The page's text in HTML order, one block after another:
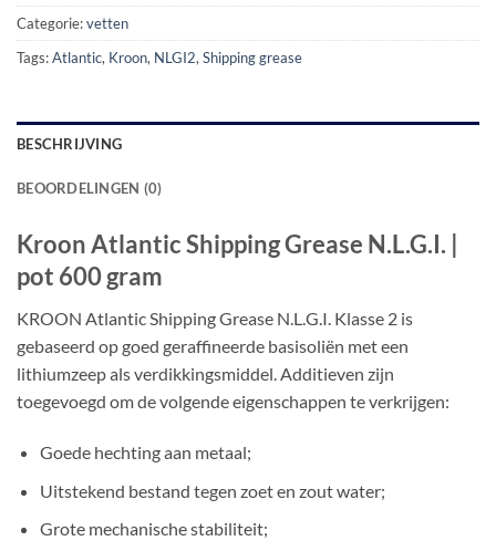
Categorie:vetten
Tags:Atlantic, Kroon, NLGI2,Shipping grease
BESCHRIJVING
BEOORDELINGEN (0)
Kroon Atlantic Shipping Grease N.L.G.I. |
pot 600 gram
KROON Atlantic Shipping Grease N.L.G.I. Klasse 2 is
gebaseerd op goed geraffineerde basisoliën met een
lithiumzeep als verdikkingsmiddel. Additieven zijn
toegevoegd om de volgende eigenschappen te verkrijgen:
Goede hechting aan metaal;
Uitstekend bestand tegen zoet en zout water;
Grote mechanische stabiliteit;